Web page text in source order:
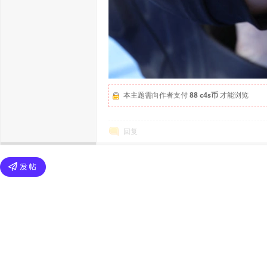
本主题需向作者支付88 c4s币才能浏览
回复